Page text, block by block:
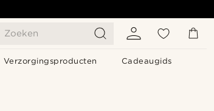
Zoeken
Verzorgingsproducten Cadeaugids